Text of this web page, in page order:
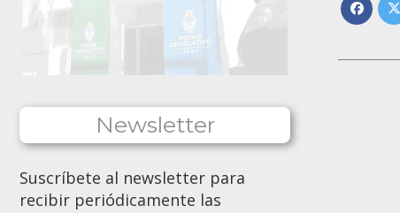
Newsletter
Suscríbete al newsletter para
recibir periódicamente las